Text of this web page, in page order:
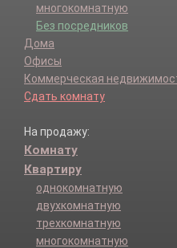
многокомнатную
Без посредников
Дома
Офисы
Коммерческая
Сдать комнату
На продажу:
Комнату
Квартиру
однокомнатную
двухкомнатную
трехкомнатную
многокомнатную